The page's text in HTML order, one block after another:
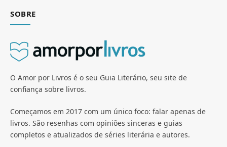
SOBRE
O Amor por Livros é o seu Guia Literário, seu site de
confiança sobre livros.
Começamos em 2017 com um único foco: falar apenas de
livros. São resenhas com opiniões sinceras e guias
completos e atualizados de séries literária e autores.